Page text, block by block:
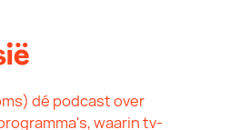
dé podcast over
waarin tv-